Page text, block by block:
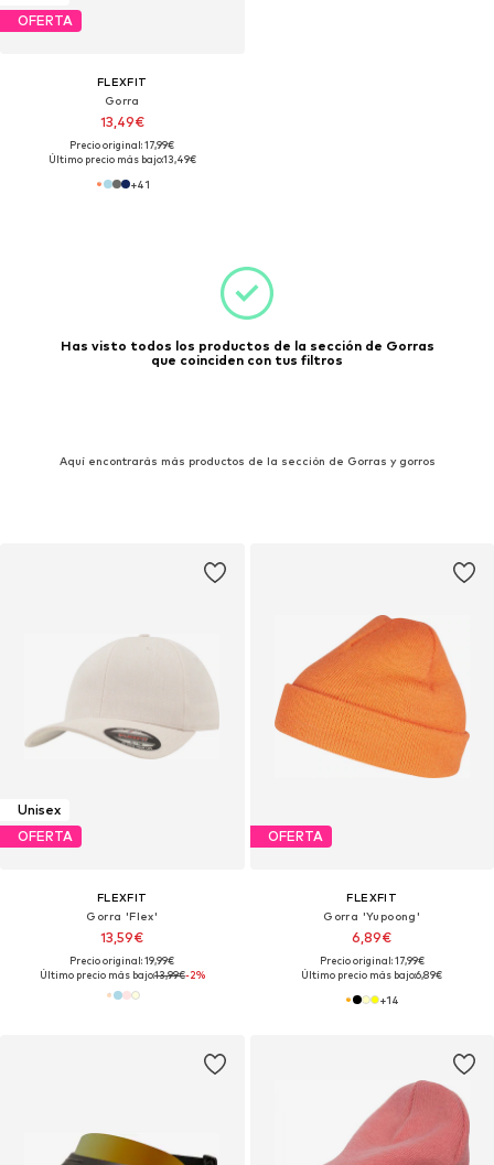
OFERTA
FLEXFIT
Gorra
13,49€
Precio original: 17,99€
Último precio más bajo:13,49€
+41
Has visto todos los productos de la sección de Gorras
que coinciden con tus filtros
Aquí encontrarás más productos de la sección de Gorras y gorros
Unisex
OFERTA
FLEXFIT
Gorra 'Flex'
13,59€
Precio original: 19,99€
Último precio más bajo:13,99€-2%
OFERTA
FLEXFIT
Gorra 'Yupoong'
6,89€
Precio original: 17,99€
Último precio más bajo:6,89€
+14